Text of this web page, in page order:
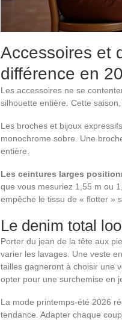
Accessoires et
différence en
Les accessoires ne se
silhouette entière. Cette
Les broches et bijoux
monochrome sobre. Une
entière.
Les ceintures larges
que vous mesuriez 1,55 m ou
empêche le tissu de « flotter »
Le denim total
Porter du jean de la tête aux
varier les lavages. Une veste
tailles gagneront à choisir une
opter pour une surchemise en
La mode printemps-été 2026
tendance. Adapter chaque